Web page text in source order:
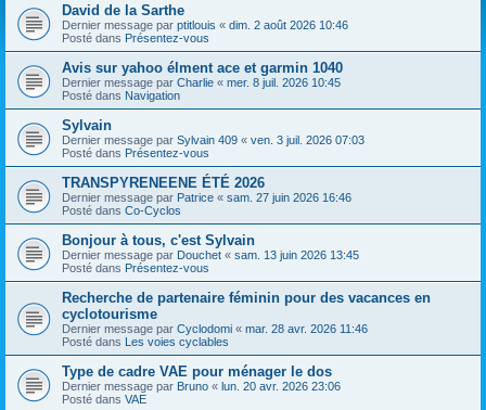
David de la Sarthe
Dernier message par ptitlouis « dim. 2 août 2026 10:46
Posté dans Présentez-vous
Avis sur yahoo élment ace et garmin 1040
Dernier message par Charlie « mer. 8 juil. 2026 10:45
Posté dans Navigation
Sylvain
Dernier message par Sylvain 409 « ven. 3 juil. 2026 07:03
Posté dans Présentez-vous
TRANSPYRENEENE ÉTÉ 2026
Dernier message par Patrice « sam. 27 juin 2026 16:46
Posté dans Co-Cyclos
Bonjour à tous, c'est Sylvain
Dernier message par Douchet « sam. 13 juin 2026 13:45
Posté dans Présentez-vous
Recherche de partenaire féminin pour des vacances en
cyclotourisme
Dernier message par Cyclodomi « mar. 28 avr. 2026 11:46
Posté dans Les voies cyclables
Type de cadre VAE pour ménager le dos
Dernier message par Bruno « lun. 20 avr. 2026 23:06
Posté dans VAE